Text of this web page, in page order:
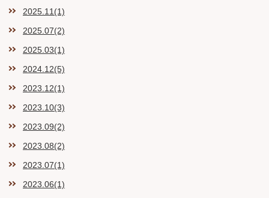
2025.11(1)
2025.07(2)
2025.03(1)
2024.12(5)
2023.12(1)
2023.10(3)
2023.09(2)
2023.08(2)
2023.07(1)
2023.06(1)